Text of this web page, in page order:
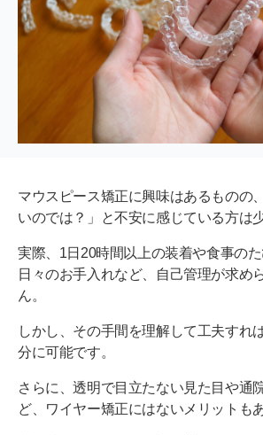
マウスピース矯正に興味はあるものの
いのでは？」と不安に感じている方は
実際、1日20時間以上の装着や食事のた
日々のお手入れなど、自己管理が求め
ん。
しかし、その手間を理解して工夫すれ
分に可能です。
さらに、透明で目立たない見た目や通
ど、ワイヤー矯正にはないメリットも